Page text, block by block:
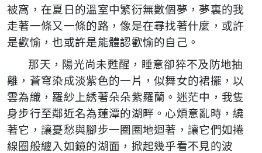
被窩，在夏日的溫室中繁衍無數個夢，夢裏的我
走著一條又一條的路，像是在尋找著什麼，或許
是歡愉，也或許是能體認歡愉的自己。
那天，陽光尚未甦醒，睡意卻猝不及防地抽
離，蒼穹染成淡紫色的一片，似舞女的裙擺，以
雲為織，羅紗上綉著朵朵紫羅蘭。迷茫中，我隻
身步行至鄰近名為蓮潭的湖畔。心煩意亂時，繞
著它，讓憂愁與腳步一圈圈地迴著，讓它們如捲
線圈般纏入如鏡的湖面，掀起幾乎看不見的波